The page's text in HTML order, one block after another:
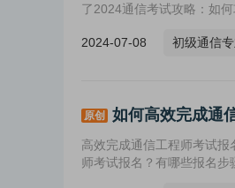
了2024通信考试攻略：如
2024-07-08 初级通信
原创 如何高效完成通
高效完成通信工程师考试
师考试报名？有哪些报名步